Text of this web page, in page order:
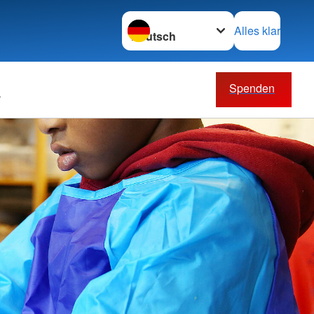
Sprache wechseln zu
Alles klar
mieten
in Ingeln-
und
Hilfe
Notfallversorgung
Senioren/Pflegebedürftige
Ambulant betreute
Wohngemeinschaften
Ambulante Pflege
Betreuung bei Demenz
Fahrservice
Hausnotruf
Palliativ- und Hospizdienste
Pflegeberatung
Tagespflege
Spenden